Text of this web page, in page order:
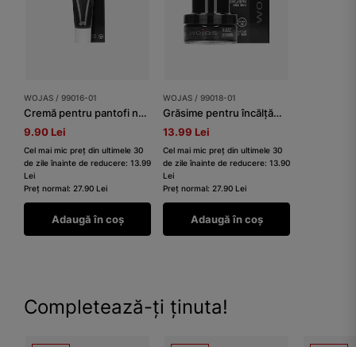
WOJAS / 99016-01
Cremă pentru pantofi negru 75 ml
9.90 Lei
Cel mai mic preț din ultimele 30
de zile înainte de reducere: 13.99
Lei
Preț normal: 27.90 Lei
Adaugă în coș
WOJAS / 99018-01
Grăsime pentru încălțăminte negru 50 ml
13.99 Lei
Cel mai mic preț din ultimele 30
de zile înainte de reducere: 13.90
Lei
Preț normal: 27.90 Lei
Adaugă în coș
Completează-ți ținuta!